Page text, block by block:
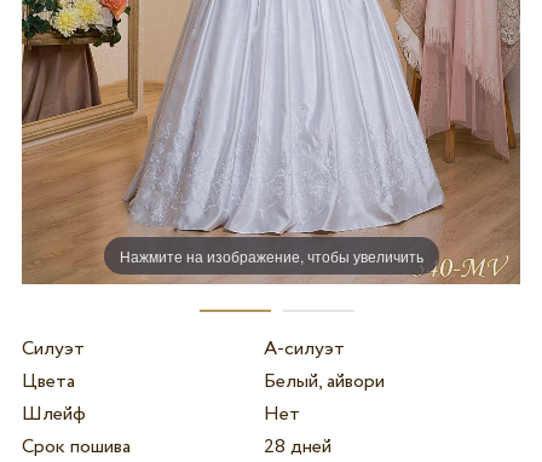
Нажмите на изображение, чтобы увеличить
Силуэт
А-силуэт
Цвета
Белый, айвори
Шлейф
Нет
Срок пошива
28 дней